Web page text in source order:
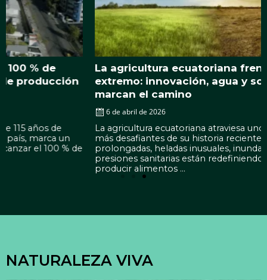
La agricultura ecuatoriana frente al clima
extremo: innovación, agua y sostenibilidad
marcan el camino
La agricultura ecuatoriana atraviesa uno de los momentos
más desafiantes de su historia reciente. Sequías
prolongadas, heladas inusuales, inundaciones y nuevas
presiones sanitarias están redefiniendo la forma de
producir alimentos ...
NATURALEZA VIVA